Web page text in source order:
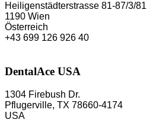
Heiligenstädterstrasse 81-87/3/81
1190 Wien
Österreich
+43 699 126 926 40
DentalAce USA
1304 Firebush Dr.
Pflugerville, TX 78660-4174
USA